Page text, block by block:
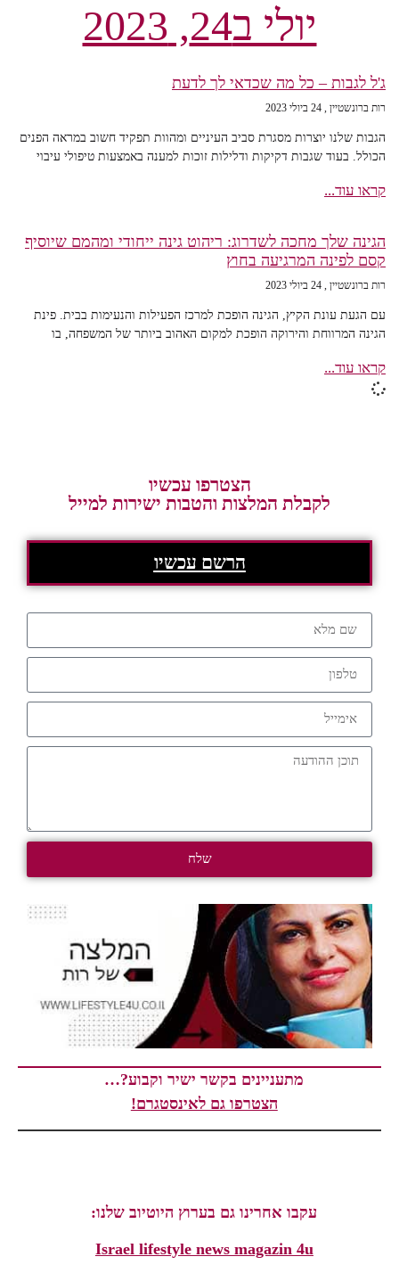
יולי ב24, 2023
ג'ל לגבות – כל מה שכדאי לך לדעת
רות ברונשטיין 24 ביולי 2023
הגבות שלנו יוצרות מסגרת סביב העיניים ומהוות תפקיד חשוב במראה הפנים
הכולל. בעוד שגבות דקיקות ודלילות זוכות למענה באמצעות טיפולי עיבוי
קראו עוד...
הגינה שלך מחכה לשדרוג: ריהוט גינה ייחודי ומהמם שיוסיף
קסם לפינה המרגיעה בחוץ
רות ברונשטיין 24 ביולי 2023
עם הגעת עונת הקיץ, הגינה הופכת למרכז הפעילות והנעימות בבית. פינת
הגינה המרווחת והירוקה הופכת למקום האהוב ביותר של המשפחה, בו
קראו עוד...
הצטרפו עכשיו
לקבלת המלצות והטבות ישירות למייל
הרשם עכשיו
שלח
מתעניינים בקשר ישיר וקבוע?…
הצטרפו גם לאינסטגרם!
עקבו אחרינו גם בערוץ היוטיוב שלנו:
Israel lifestyle news magazin 4u